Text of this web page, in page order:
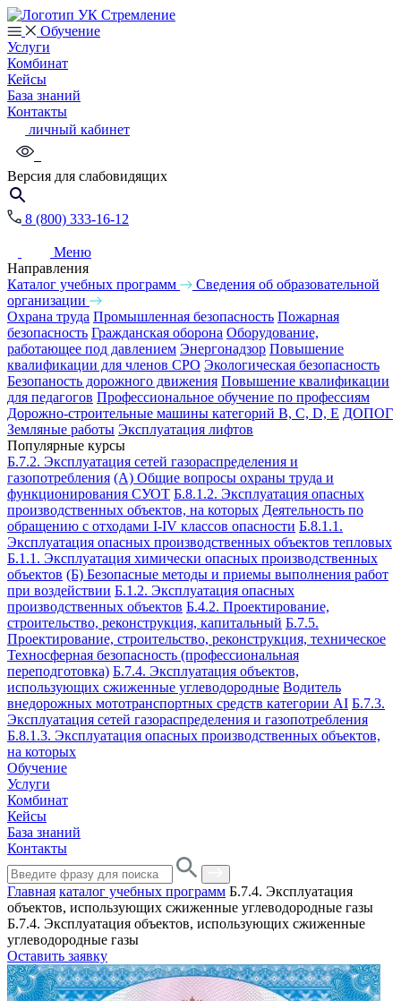
Обучение
Услуги
Комбинат
Кейсы
База знаний
Контакты
личный кабинет
Версия для слабовидящих
8 (800) 333-16-12
Меню
Направления
Каталог учебных программ
Сведения об образовательной
организации
Охрана труда Промышленная безопасность Пожарная
безопасность Гражданская оборона Оборудование,
работающее под давлением Энергонадзор Повышение
квалификации для членов СРО Экологическая безопасность
Безопаность дорожного движения Повышение квалификации
для педагогов Профессиональное обучение по профессиям
Дорожно-строительные машины категорий B, C, D, E ДОПОГ
Земляные работы Эксплуатация лифтов
Популярные курсы
Б.7.2. Эксплуатация сетей газораспределения и
газопотребления (А) Общие вопросы охраны труда и
функционирования СУОТ Б.8.1.2. Эксплуатация опасных
производственных объектов, на которых Деятельность по
обращению с отходами I-IV классов опасности Б.8.1.1.
Эксплуатация опасных производственных объектов тепловых
Б.1.1. Эксплуатация химически опасных производственных
объектов (Б) Безопасные методы и приемы выполнения работ
при воздействии Б.1.2. Эксплуатация опасных
производственных объектов Б.4.2. Проектирование,
строительство, реконструкция, капитальный Б.7.5.
Проектирование, строительство, реконструкция, техническое
Техносферная безопасность (профессиональная
переподготовка) Б.7.4. Эксплуатация объектов,
использующих сжиженные углеводородные Водитель
внедорожных мототранспортных средств категории АI Б.7.3.
Эксплуатация сетей газораспределения и газопотребления
Б.8.1.3. Эксплуатация опасных производственных объектов,
на которых
Обучение
Услуги
Комбинат
Кейсы
База знаний
Контакты
Главная каталог учебных программ Б.7.4. Эксплуатация
объектов, использующих сжиженные углеводородные газы
Б.7.4. Эксплуатация объектов, использующих сжиженные
углеводородные газы
Оставить заявку